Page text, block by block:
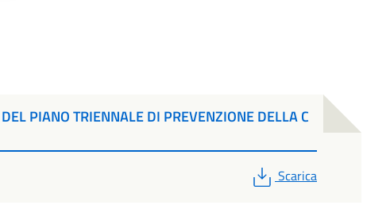
PIANO TRIENNALE DI PREVENZIONE DELLA C
PDF
Scarica